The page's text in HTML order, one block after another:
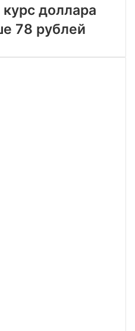
доллара
78 рублей